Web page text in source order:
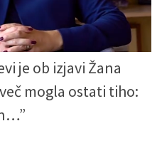
je ob izjavi Žana
mogla ostati tiho: